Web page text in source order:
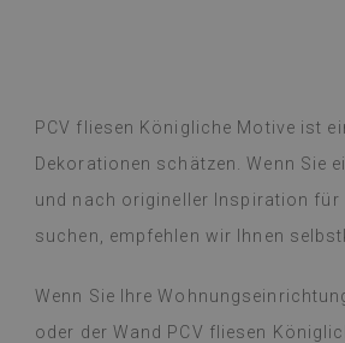
PCV fliesen Königliche Motive ist
Dekorationen schätzen. Wenn Sie
und nach origineller Inspiration für
suchen, empfehlen wir Ihnen
Wenn Sie Ihre
oder der Wand PCV fliesen